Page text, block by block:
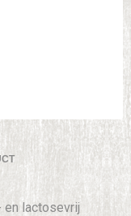
en lactosevrij